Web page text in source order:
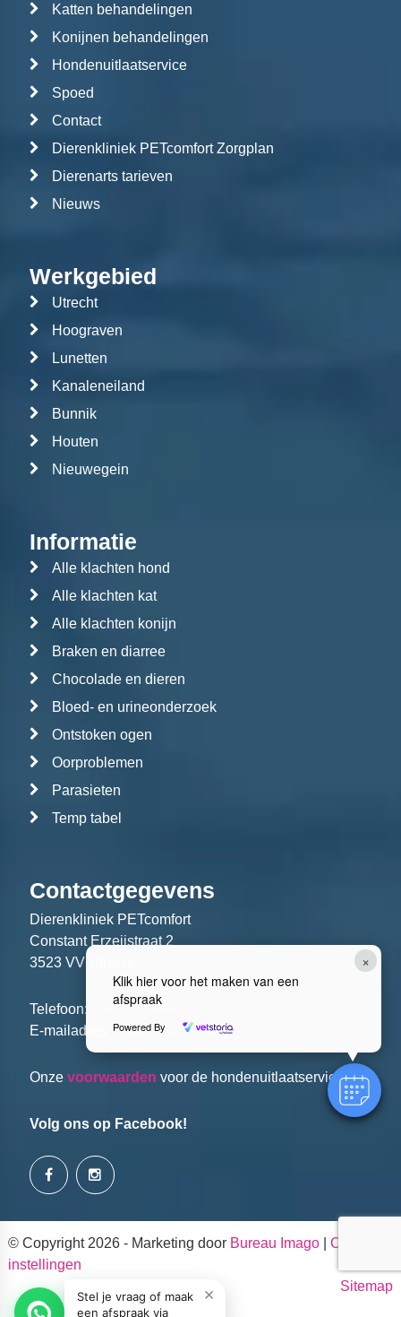
Katten behandelingen
Konijnen behandelingen
Hondenuitlaatservice
Spoed
Contact
Dierenkliniek PETcomfort Zorgplan
Dierenarts tarieven
Nieuws
Werkgebied
Utrecht
Hoograven
Lunetten
Kanaleneiland
Bunnik
Houten
Nieuwegein
Informatie
Alle klachten hond
Alle klachten kat
Alle klachten konijn
Braken en diarree
Chocolade en dieren
Bloed- en urineonderzoek
Ontstoken ogen
Oorproblemen
Parasieten
Temp tabel
Contactgegevens
Dierenkliniek PETcomfort
Constant Erzeijstraat 2
3523 VV Utrecht
Telefoon:
030 288 5444
E-mailadres: info@petcomfort.nl
Onze voorwaarden voor de hondenuitlaatservice.
Volg ons op Facebook!
© Copyright 2026 - Marketing door Bureau Imago| Cookie
instellingen
Sitemap
×
Klik hier voor het maken van een
afspraak
Powered By
Stel je vraag of maak
een afspraak via
×